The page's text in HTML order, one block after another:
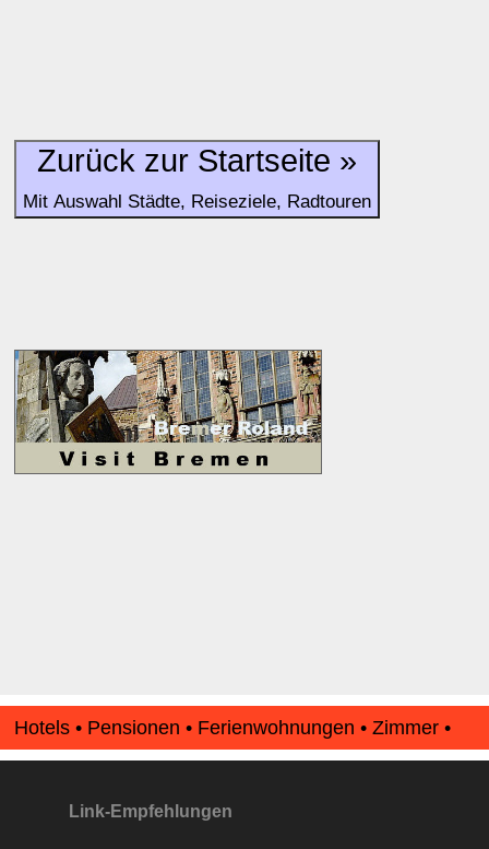
Bewertungen zurzeit noch ohne Lage-Bewertung.
Zurück zur Startseite »
Mit Auswahl Städte, Reiseziele, Radtouren
Hotels • Pensionen • Ferienwohnungen • Zimmer •
Apartments • www.Finde-Unterkunft.de
Link-Empfehlungen